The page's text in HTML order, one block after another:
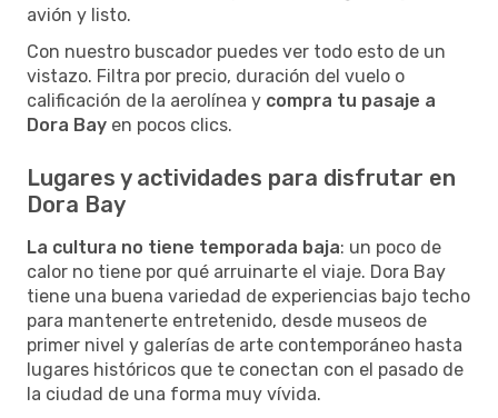
avión y listo.
Con nuestro buscador puedes ver todo esto de un
vistazo. Filtra por precio, duración del vuelo o
calificación de la aerolínea y compra tu pasaje a
Dora Bay en pocos clics.
Lugares y actividades para disfrutar en
Dora Bay
La cultura no tiene temporada baja: un poco de
calor no tiene por qué arruinarte el viaje. Dora Bay
tiene una buena variedad de experiencias bajo techo
para mantenerte entretenido, desde museos de
primer nivel y galerías de arte contemporáneo hasta
lugares históricos que te conectan con el pasado de
la ciudad de una forma muy vívida.